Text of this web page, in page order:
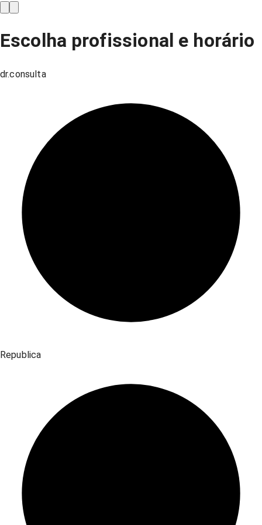
Escolha profissional e horário
dr.consulta
Republica